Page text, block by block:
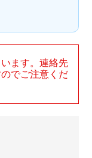
ます。連絡先
でご注意くだ